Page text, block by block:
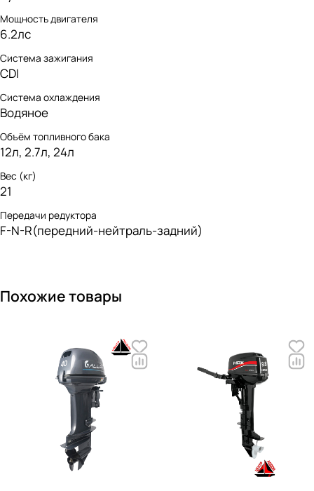
Мощность двигателя
6.2лс
Система зажигания
CDI
Система охлаждения
Водяное
Объём топливного бака
12л, 2.7л, 24л
Вес (кг)
21
Передачи редуктора
F-N-R(передний-нейтраль-задний)
Похожие товары